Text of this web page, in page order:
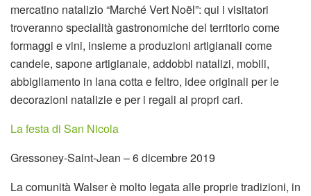
mercatino natalizio “Marché Vert Noël”: qui i visitatori
troveranno specialità gastronomiche del territorio come
formaggi e vini, insieme a produzioni artigianali come
candele, sapone artigianale, addobbi natalizi, mobili,
abbigliamento in lana cotta e feltro, idee originali per le
decorazioni natalizie e per i regali ai propri cari.
La festa di San Nicola
Gressoney-Saint-Jean – 6 dicembre 2019
La comunità Walser è molto legata alle proprie tradizioni, in